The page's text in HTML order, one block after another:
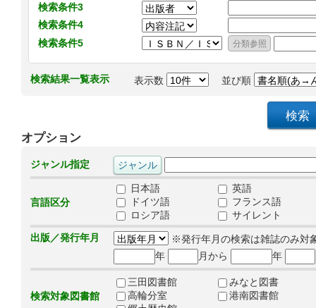
検索条件3
検索条件4
検索条件5
検索結果一覧表示 表示数 並び順
オプション
ジャンル指定
言語区分
日本語
英語
ドイツ語
フランス語
ロシア語
サイレント
出版／発行年月
※発行年月の検索は雑誌のみ対
年
月から 年
検索対象図書館
三田図書館
みなと図書
高輪分室
港南図書館